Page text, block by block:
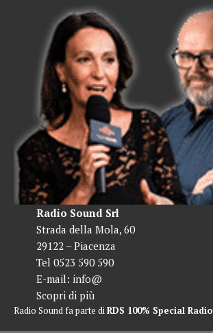
Radio Sound Srl
Strada della Mola, 60
29122 – Piacenza
Tel 0523 590 590
E-mail: info@
Scopri di più
Radio Sound fa parte diRDS 100% Special Radio